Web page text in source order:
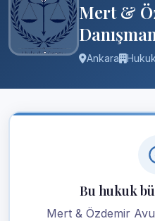
Mert &
Ankara
Bu hukuk
Mert & Özdemir